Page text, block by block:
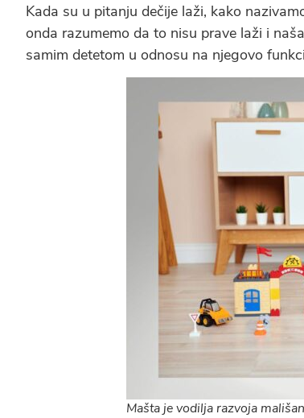
Kada su u pitanju dečije laži, kako
onda razumemo da to nisu prave laži i
samim detetom u odnosu na njegovo
Mašta je vodilja razvoja